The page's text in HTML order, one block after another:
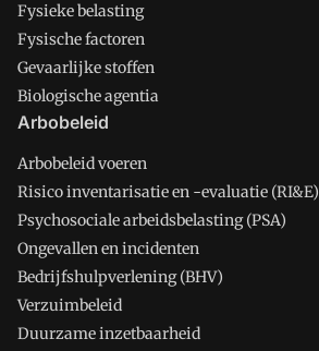
Fysieke belasting
Fysische factoren
Gevaarlijke stoffen
Biologische agentia
Arbobeleid
Arbobeleid voeren
Risico inventarisatie en -evaluatie (RI&E)
Psychosociale arbeidsbelasting (PSA)
Ongevallen en incidenten
Bedrijfshulpverlening (BHV)
Verzuimbeleid
Duurzame inzetbaarheid